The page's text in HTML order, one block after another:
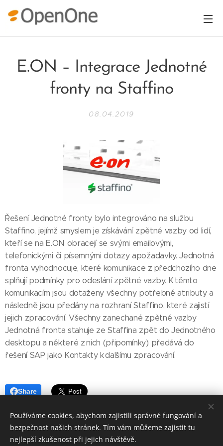
E.ON – Integrace Jednotné
fronty na Staffino
08.04.2019
Řešení Jednotné fronty bylo integrováno na službu
Staffino, jejímž smyslem je získávání zpětné vazby od lidí,
kteří se na E.ON obracejí se svými emailovými,
telefonickými či písemnými dotazy apožadavky. Jednotná
fronta vyhodnocuje, které komunikace z předchozího dne
splňují podmínky pro odeslání zpětné vazby. K těmto
komunikacím jsou dotaženy všechny potřebné atributy a
následně jsou předány na rozhraní Staffino, které zajistí
jejich zpracování. Všechny zanechané zpětné vazby
Jednotná fronta stahuje ze Staffina zpět do Jednotného
desktopu a některé z nich (připomínky) předává do
řešení SAP jako Kontakty k dalšímu zpracování.
Share
ShareFacebook
LinkedIn
EmailTwitter
Používáme cookies, abychom zajistili správné fungování a
bezpečnost našich stránek. Tím vám můžeme zajistit tu
nejlepší zkušenost při jejich návštěvě.